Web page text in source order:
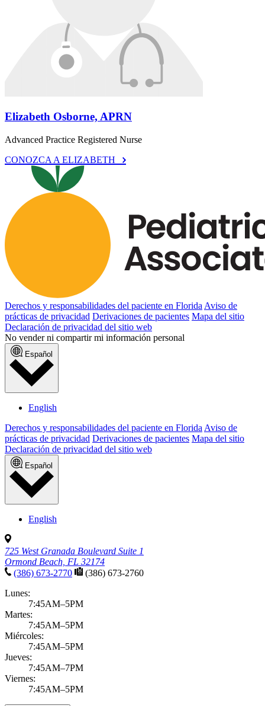
Elizabeth Osborne, APRN
Advanced Practice Registered Nurse
CONOZCA A ELIZABETH
Derechos y responsabilidades del paciente en Florida Aviso de
prácticas de privacidad Derivaciones de pacientes Mapa del sitio
Declaración de privacidad del sitio web
No vender ni compartir mi información personal
Español
English
Derechos y responsabilidades del paciente en Florida Aviso de
prácticas de privacidad Derivaciones de pacientes Mapa del sitio
Declaración de privacidad del sitio web
Español
English
725 West Granada Boulevard Suite 1
Ormond Beach, FL 32174
(386) 673-2770
(386) 673-2760
Lunes:
7:45AM–5PM
Martes:
7:45AM–5PM
Miércoles:
7:45AM–5PM
Jueves:
7:45AM–7PM
Viernes:
7:45AM–5PM